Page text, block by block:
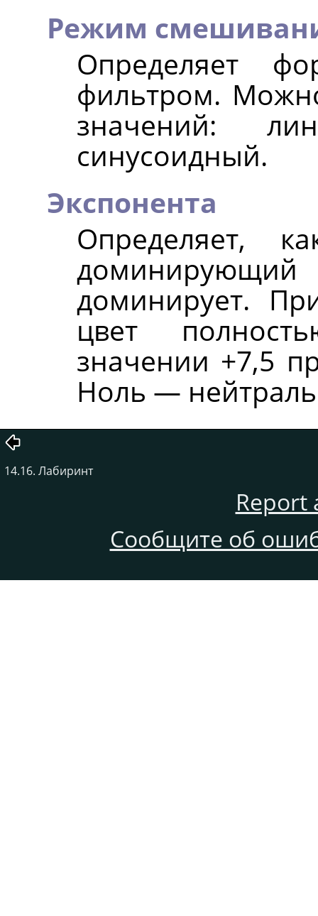
Режим
Определяет
фильтром.
значений:
синусоидный.
Экспонента
Определяет,
доминирует.
цвет
значении +7,5
Ноль —
14.16. Лабиринт
Report
Сообщите об